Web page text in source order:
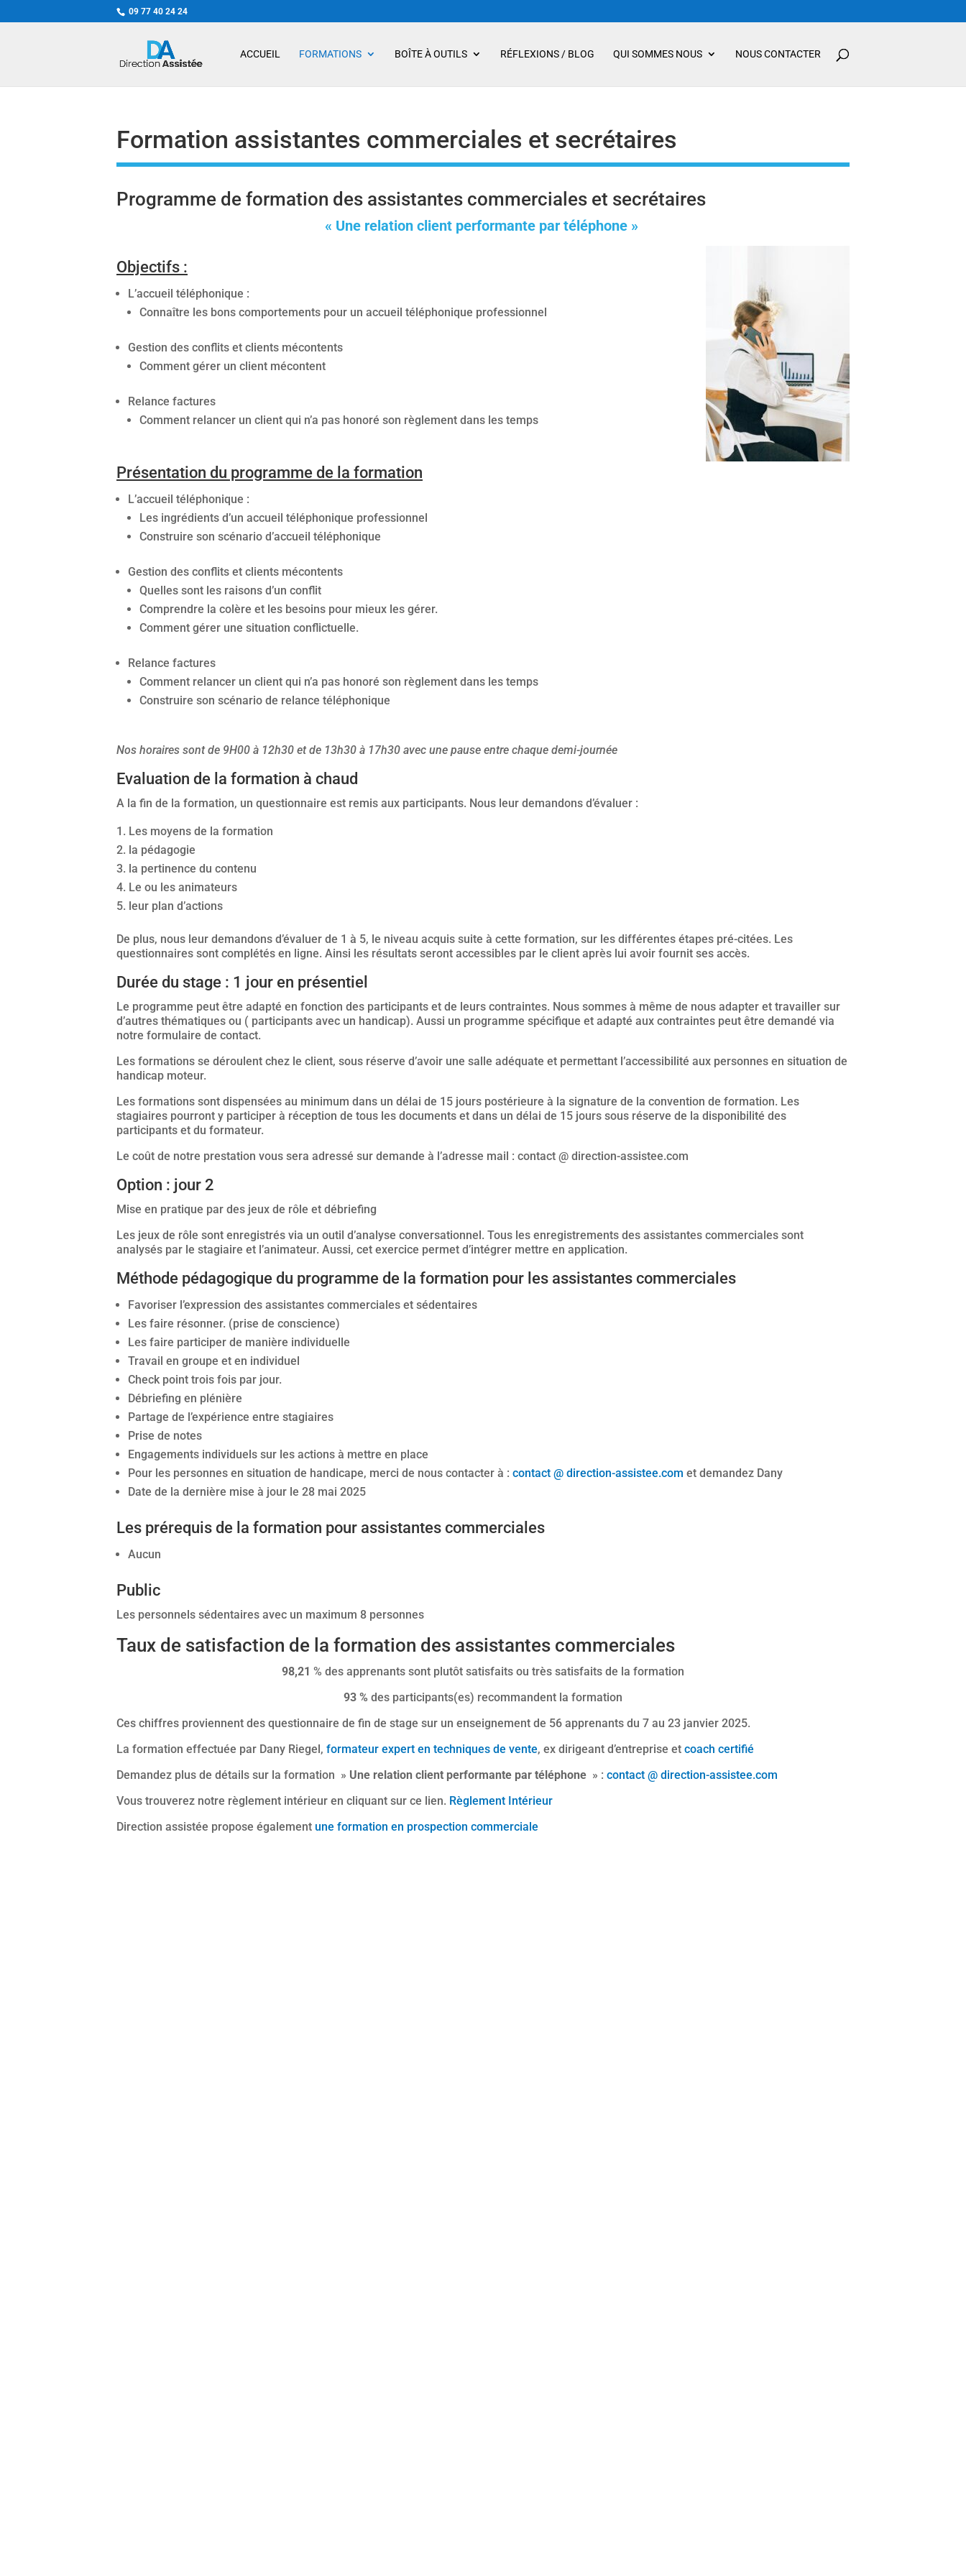
09 77 40 24 24
ACCUEIL FORMATIONS BOÎTE À OUTILS RÉFLEXIONS / BLOG QUI SOMMES NOUS NOUS CONTACTER
Formation assistantes commerciales et secrétaires
Programme de formation des assistantes commerciales et secrétaires
« Une relation client performante par téléphone »
Objectifs :
L’accueil téléphonique :
Connaître les bons comportements pour un accueil téléphonique professionnel
Gestion des conflits et clients mécontents
Comment gérer un client mécontent
Relance factures
Comment relancer un client qui n’a pas honoré son règlement dans les temps
Présentation du programme de la formation
L’accueil téléphonique :
Les ingrédients d’un accueil téléphonique professionnel
Construire son scénario d’accueil téléphonique
Gestion des conflits et clients mécontents
Quelles sont les raisons d’un conflit
Comprendre la colère et les besoins pour mieux les gérer.
Comment gérer une situation conflictuelle.
Relance factures
Comment relancer un client qui n’a pas honoré son règlement dans les temps
Construire son scénario de relance téléphonique
Nos horaires sont de 9H00 à 12h30 et de 13h30 à 17h30 avec une pause entre chaque demi-journée
Evaluation de la formation à chaud
A la fin de la formation, un questionnaire est remis aux participants. Nous leur demandons d’évaluer :
Les moyens de la formation
la pédagogie
la pertinence du contenu
Le ou les animateurs
leur plan d’actions
De plus, nous leur demandons d’évaluer de 1 à 5, le niveau acquis suite à cette formation, sur les différentes étapes pré-citées. Les
questionnaires sont complétés en ligne. Ainsi les résultats seront accessibles par le client après lui avoir fournit ses accès.
Durée du stage : 1 jour en présentiel
Le programme peut être adapté en fonction des participants et de leurs contraintes. Nous sommes à même de nous adapter et travailler sur
d’autres thématiques ou ( participants avec un handicap). Aussi un programme spécifique et adapté aux contraintes peut être demandé via
notre formulaire de contact.
Les formations se déroulent chez le client, sous réserve d’avoir une salle adéquate et permettant l’accessibilité aux personnes en situation de
handicap moteur.
Les formations sont dispensées au minimum dans un délai de 15 jours postérieure à la signature de la convention de formation. Les
stagiaires pourront y participer à réception de tous les documents et dans un délai de 15 jours sous réserve de la disponibilité des
participants et du formateur.
Le coût de notre prestation vous sera adressé sur demande à l’adresse mail : contact @ direction-assistee.com
Option : jour 2
Mise en pratique par des jeux de rôle et débriefing
Les jeux de rôle sont enregistrés via un outil d’analyse conversationnel. Tous les enregistrements des assistantes commerciales sont
analysés par le stagiaire et l’animateur. Aussi, cet exercice permet d’intégrer mettre en application.
Méthode pédagogique du programme de la formation pour les assistantes commerciales
Favoriser l’expression des assistantes commerciales et sédentaires
Les faire résonner. (prise de conscience)
Les faire participer de manière individuelle
Travail en groupe et en individuel
Check point trois fois par jour.
Débriefing en plénière
Partage de l’expérience entre stagiaires
Prise de notes
Engagements individuels sur les actions à mettre en place
Pour les personnes en situation de handicape, merci de nous contacter à : contact @ direction-assistee.com et demandez Dany
Date de la dernière mise à jour le 28 mai 2025
Les prérequis de la formation pour assistantes commerciales
Aucun
Public
Les personnels sédentaires avec un maximum 8 personnes
Taux de satisfaction de la formation des assistantes commerciales
98,21 % des apprenants sont plutôt satisfaits ou très satisfaits de la formation
93 % des participants(es) recommandent la formation
Ces chiffres proviennent des questionnaire de fin de stage sur un enseignement de 56 apprenants du 7 au 23 janvier 2025.
La formation effectuée par Dany Riegel, formateur expert en techniques de vente, ex dirigeant d’entreprise et coach certifié
Demandez plus de détails sur la formation » Une relation client performante par téléphone » : contact @ direction-assistee.com
Vous trouverez notre règlement intérieur en cliquant sur ce lien. Règlement Intérieur
Direction assistée propose également une formation en prospection commerciale